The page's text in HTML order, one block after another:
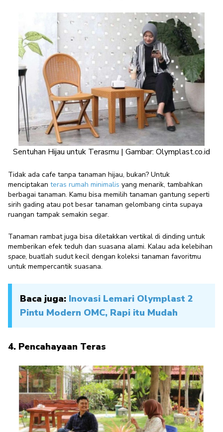
Sentuhan Hijau untuk Terasmu | Gambar: Olymplast.co.id
Tidak ada cafe tanpa tanaman hijau, bukan? Untuk
menciptakan teras rumah minimalis yang menarik, tambahkan
berbagai tanaman. Kamu bisa memilih tanaman gantung seperti
sirih gading atau pot besar tanaman gelombang cinta supaya
ruangan tampak semakin segar.
Tanaman rambat juga bisa diletakkan vertikal di dinding untuk
memberikan efek teduh dan suasana alami. Kalau ada kelebihan
space, buatlah sudut kecil dengan koleksi tanaman favoritmu
untuk mempercantik suasana.
Baca juga: Inovasi Lemari Olymplast 2
Pintu Modern OMC, Rapi itu Mudah
4. Pencahayaan Teras